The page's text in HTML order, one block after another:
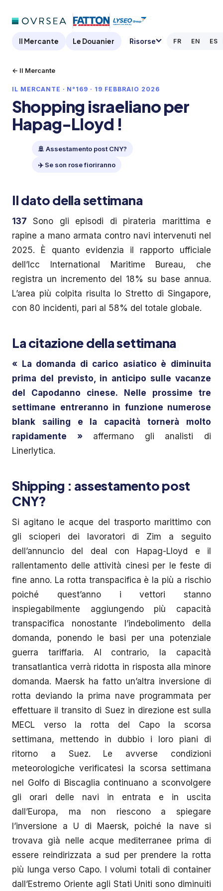
Il Mercante Le Douanier Risorse FR EN ES
← Il Mercante
IL MERCANTE · N°169 · 19 FEBBRAIO 2026
Shopping israeliano per
Hapag-Lloyd !
🚢 Assestamento post CNY?
✈️ Se son rose fioriranno
Il dato della settimana
137 Sono gli episodi di pirateria marittima e
rapine a mano armata contro navi intervenuti nel
2025. È quanto evidenzia il rapporto ufficiale
dell’Icc International Maritime Bureau, che
registra un incremento del 18% su base annua.
L’area più colpita risulta lo Stretto di Singapore,
con 80 incidenti, pari al 58% del totale globale.
La citazione della settimana
« La domanda di carico asiatico è diminuita
prima del previsto, in anticipo sulle vacanze
del Capodanno cinese. Nelle prossime tre
settimane entreranno in funzione numerose
blank sailing e la capacità tornerà molto
rapidamente »affermano gli analisti di
Linerlytica.
Shipping : assestamento post
CNY?
Si agitano le acque del trasporto marittimo con
gli scioperi dei lavoratori di Zim a seguito
dell’annuncio del deal con Hapag-Lloyd e il
rallentamento delle attività cinesi per le feste di
fine anno. La rotta transpacifica è la più a rischio
poiché quest’anno i vettori stanno
inspiegabilmente aggiungendo più capacità
transpacifica nonostante l’indebolimento della
domanda, ponendo le basi per una potenziale
guerra tariffaria. Al contrario, la capacità
transatlantica verrà ridotta in risposta alla minore
domanda. Maersk ha fatto un’altra inversione di
rotta deviando la prima nave programmata per
effettuare il transito di Suez in direzione est sulla
MECL verso la rotta del Capo la scorsa
settimana, mettendo in dubbio i loro piani di
ritorno a Suez. Le avverse condizioni
meteorologiche verificatesi la scorsa settimana
nel Golfo di Biscaglia continuano a sconvolgere
gli orari delle navi in entrata e in uscita
dall’Europa, ma non riescono a spiegare
l’inversione a U di Maersk, poiché la nave si
trovava già nelle acque mediterranee prima di
essere reindirizzata a sud per prendere la rotta
più lunga verso Capo. I volumi totali di container
dall’Estremo Oriente agli Stati Uniti sono diminuiti